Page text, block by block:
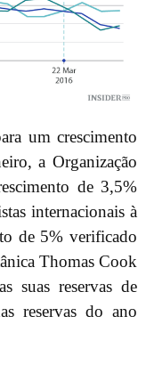
um crescimento
a Organização
de 3,5%
internacionais à
de 5% verificado
Thomas Cook
suas reservas de
reservas do ano